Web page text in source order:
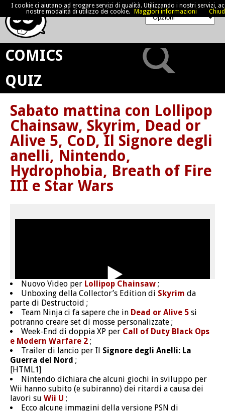
COMICS
QUIZ
Sabato mattina con Lollipop
Chainsaw, Skyrim, Dead or
Alive 5, CoD, Il Signore degli
anelli, Nintendo,
Hydrophobia, Breath of Fire
III e Star Wars
Nuovo Video per Lollipop Chainsaw ;
Unboxing della Collector’s Edition di Skyrim da
parte di Destructoid ;
Team Ninja ci fa sapere che in Dead or Alive 5 si
potranno creare set di mosse personalizzate ;
Week-End di doppia XP per Call of Duty Black Ops
e Modern Warfare 2 ;
Trailer di lancio per Il Signore degli Anelli: La
Guerra del Nord ;
[HTML1]
Nintendo dichiara che alcuni giochi in sviluppo per
Wii hanno subito (e subiranno) dei ritardi a causa dei
lavori su Wii U ;
Ecco alcune immagini della versione PSN di
I cookie ci aiutano ad erogare servizi di qualità. Utilizzando i nostri servizi,
nostre modalità di utilizzo dei cookie.
Maggiori informazioni